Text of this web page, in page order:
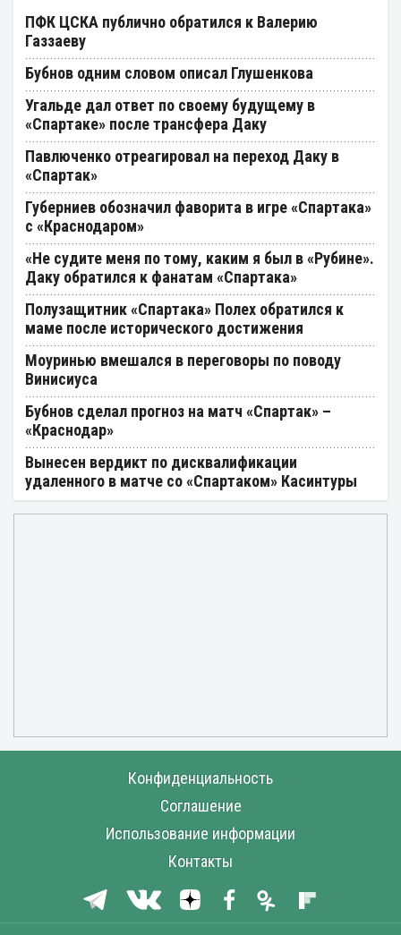
ПФК ЦСКА публично обратился к Валерию
Газзаеву
Бубнов одним словом описал Глушенкова
Угальде дал ответ по своему будущему в
«Спартаке» после трансфера Даку
Павлюченко отреагировал на переход Даку в
«Спартак»
Губерниев обозначил фаворита в игре «Спартака»
с «Краснодаром»
«Не судите меня по тому, каким я был в «Рубине».
Даку обратился к фанатам «Спартака»
Полузащитник «Спартака» Полех обратился к
маме после исторического достижения
Моуринью вмешался в переговоры по поводу
Винисиуса
Бубнов сделал прогноз на матч «Спартак» –
«Краснодар»
Вынесен вердикт по дисквалификации
удаленного в матче со «Спартаком» Касинтуры
Конфиденциальность
Соглашение
Использование информации
Контакты